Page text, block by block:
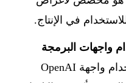
في الإنتاج.
واجهات البرمجة
: عند استخدام واجهة OpenAI